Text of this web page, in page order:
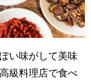
い味がして美味
級料理店で食べ